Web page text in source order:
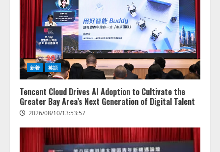
新着 英語
Tencent Cloud Drives AI Adoption to Cultivate the
Greater Bay Area’s Next Generation of Digital Talent
2026/08/10/13:53:57